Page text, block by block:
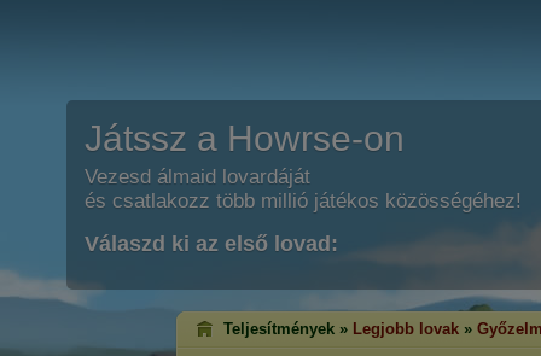
Játssz a Howrse-on
Vezesd álmaid lovardáját
és csatlakozz több millió játékos közösségéhez!
Válaszd ki az első lovad:
Teljesítmények » Legjobb lovak »